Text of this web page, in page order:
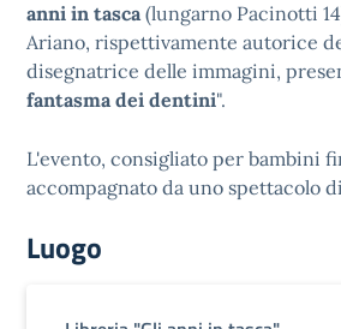
anni in tasca(lungarno Pacinotti
Ariano, rispettivamente autorice
disegnatrice delle immagini,
fantasma dei dentini".
L'evento, consigliato per bambini
accompagnato da uno spettacolo
Luogo